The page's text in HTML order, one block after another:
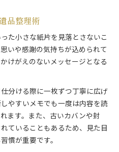
品整理術
た小さな紙片を見落とさないこ
いや感謝の気持ちが込められて
けがえのないメッセージとなる
分ける際に一枚ずつ丁寧に広げ
やすいメモでも一度は内容を読
ます。また、古いカバンや封
ていることもあるため、見た目
慣が重要です。